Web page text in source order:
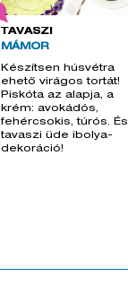
TAVASZI
MÁMOR
Készítsen húsvétra
ehető virágos tortát!
Piskóta az alapja, a
krém: avokádós,
fehércsokis, túrós. És
tavaszi üde ibolya-
dekoráció!